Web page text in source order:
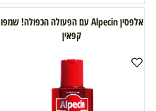
אלפסין Alpecin עם הפעולה הכפולה! שמפו
קפאין